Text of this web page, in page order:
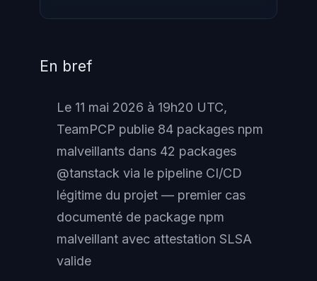
En bref
Le 11 mai 2026 à 19h20 UTC,
TeamPCP publie 84 packages npm
malveillants dans 42 packages
@tanstack via le pipeline CI/CD
légitime du projet — premier cas
documenté de package npm
malveillant avec attestation SLSA
valide